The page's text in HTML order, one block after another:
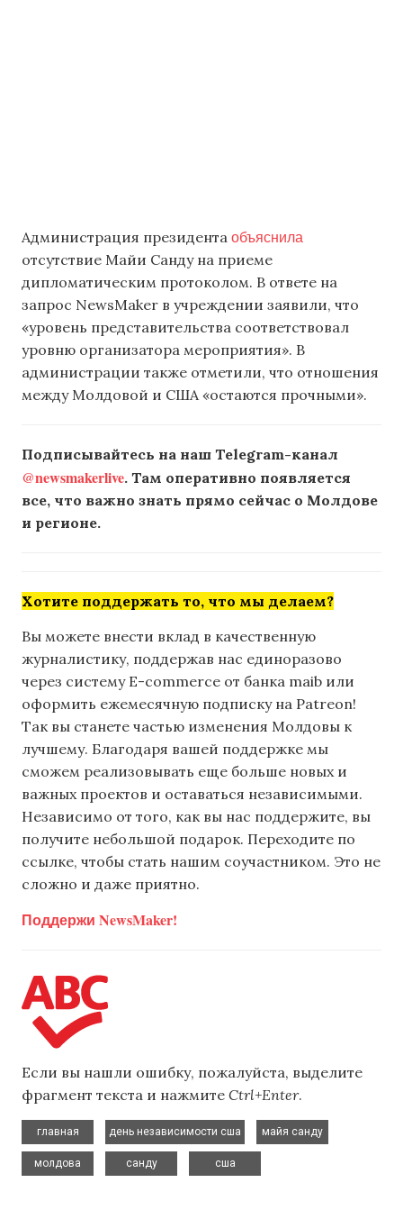
Администрация президента объяснила
отсутствие Майи Санду на приеме
дипломатическим протоколом. В ответе на
запрос NewsMaker в учреждении заявили, что
«уровень представительства соответствовал
уровню организатора мероприятия». В
администрации также отметили, что отношения
между Молдовой и США «остаются прочными».
Подписывайтесь на наш Telegram-канал
@newsmakerlive. Там оперативно появляется
все, что важно знать прямо сейчас о Молдове
и регионе.
Хотите поддержать то, что мы делаем?
Вы можете внести вклад в качественную
журналистику, поддержав нас единоразово
через систему E-commerce от банка maib или
оформить ежемесячную подписку на Patreon!
Так вы станете частью изменения Молдовы к
лучшему. Благодаря вашей поддержке мы
сможем реализовывать еще больше новых и
важных проектов и оставаться независимыми.
Независимо от того, как вы нас поддержите, вы
получите небольшой подарок. Переходите по
ссылке, чтобы стать нашим соучастником. Это не
сложно и даже приятно.
Поддержи NewsMaker!
Если вы нашли ошибку, пожалуйста, выделите
фрагмент текста и нажмите Ctrl+Enter.
главная
день независимости сша
майя санду
молдова
санду
сша